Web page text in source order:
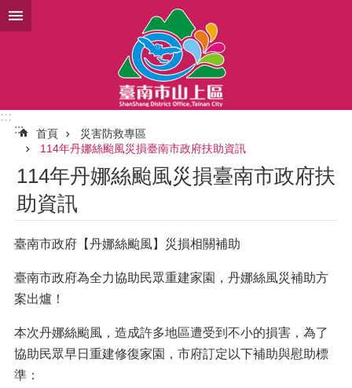
跳到主要內容區塊
:::
:::
首頁
災害防救專區
114年丹娜絲颱風災損臺南市政府扶助資訊
114年丹娜絲颱風災損臺南市政府扶
助資訊
臺南市政府【丹娜絲颱風】災損相關補助
臺南市政府為全力協助民眾重建家園，丹娜絲風災補助方
案出爐！
本次丹娜絲颱風，造成許多地區遭受到不小的損害，為了
協助民眾早日重建修復家園，市府訂定以下補助與慰助標
準：